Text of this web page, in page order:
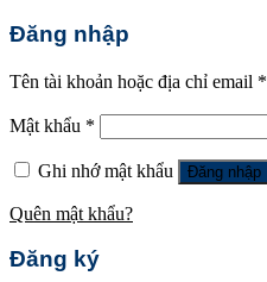
Đăng nhập
Tên tài khoản hoặc địa chỉ email *
Mật khẩu *
Ghi nhớ mật khẩu Đăng nhập
Quên mật khẩu?
Đăng ký